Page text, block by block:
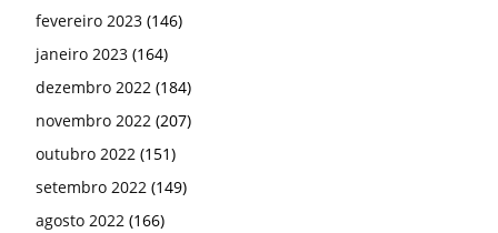
fevereiro 2023 (146)
janeiro 2023 (164)
dezembro 2022 (184)
novembro 2022 (207)
outubro 2022 (151)
setembro 2022 (149)
agosto 2022 (166)